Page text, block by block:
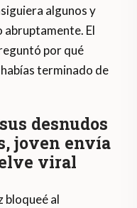
algunos y
abruptamente. El
por qué
terminado de
desnudos
joven envía
viral
bloqueé al